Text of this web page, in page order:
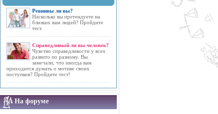
Ревнивы ли вы?
Насколько вы претендуете на
близких вам людей? Пройдите
тест.
Справедливый ли вы человек?
Чувство справедливости у всех
развито по разному. Вы
замечали, что иногда вам
приходится думать о мотиве своих
поступков? Пройдите тест!
На форуме